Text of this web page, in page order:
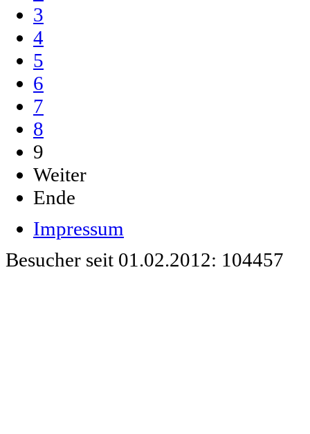
3
4
5
6
7
8
9
Weiter
Ende
Impressum
Besucher seit 01.02.2012: 104457